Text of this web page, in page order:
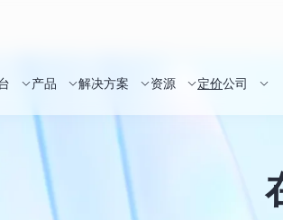
产品 解决方案 资源 定价公司